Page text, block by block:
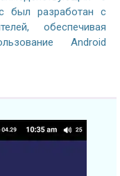
был разработан с
обеспечивая
Android